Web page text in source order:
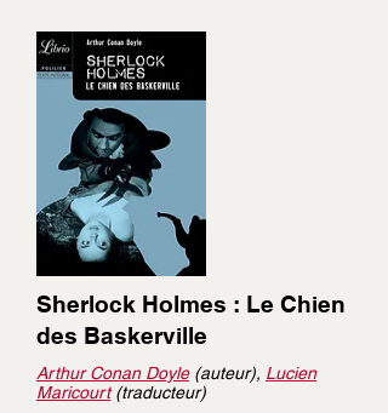
Sherlock Holmes : Le Chien
des Baskerville
Arthur Conan Doyle(auteur), Lucien
Maricourt(traducteur)